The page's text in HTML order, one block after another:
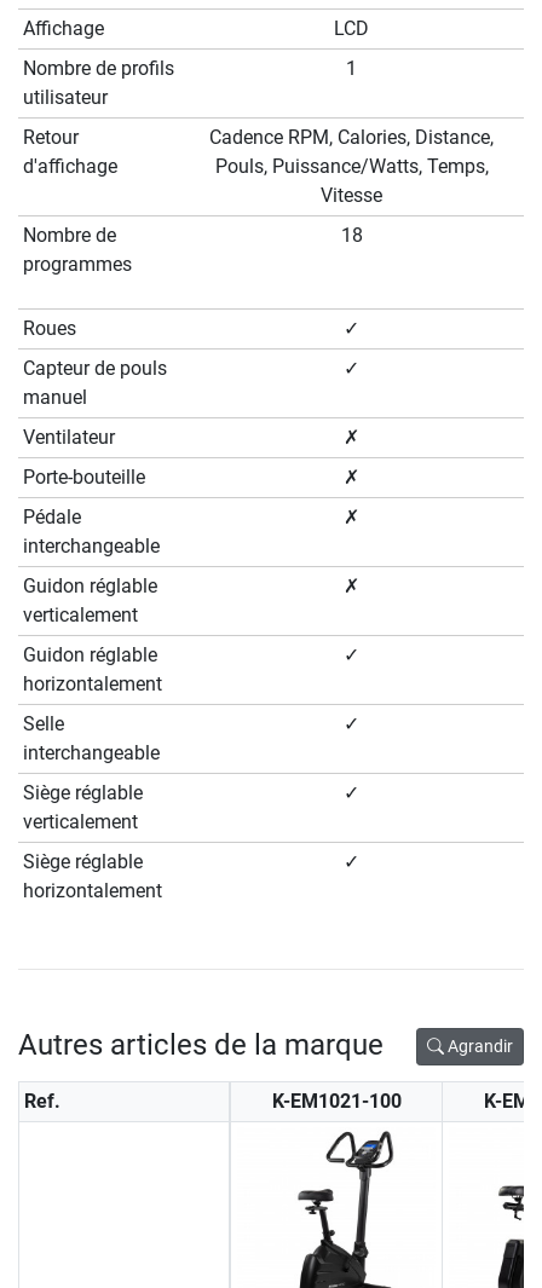
Affichage
LCD
Nombre de profils
utilisateur
1
Retour
d'affichage
Cadence RPM, Calories, Distance,
Pouls, Puissance/Watts, Temps,
Vitesse
Nombre de
programmes
18
Roues
✓
Capteur de pouls
manuel
✓
Ventilateur
✗
Porte-bouteille
✗
Pédale
interchangeable
✗
Guidon réglable
verticalement
✗
Guidon réglable
horizontalement
✓
Selle
interchangeable
✓
Siège réglable
verticalement
✓
Siège réglable
horizontalement
✓
Autres articles de la marque Agrandir
Ref. K-EM1021-100 K-